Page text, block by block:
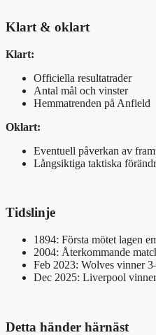
Klart & oklart
Klart:
Officiella resultatrader
Antal mål och vinster
Hemmatrenden på Anfield
Oklart:
Eventuell påverkan av
Långsiktiga taktiska
Tidslinje
1894: Första mötet lagen
2004: Återkommande
Feb 2023: Wolves vinner
Dec 2025: Liverpool
Detta händer härnäst